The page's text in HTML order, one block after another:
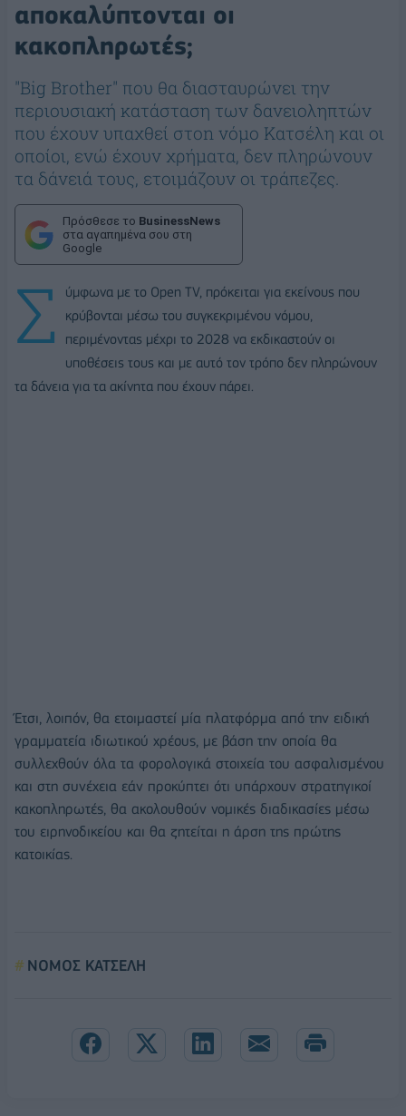
αποκαλύπτονται οι
κακοπληρωτές;
"Big Brother" που θα διασταυρώνει την
περιουσιακή κατάσταση των δανειοληπτών
που έχουν υπαχθεί στοn νόμο Κατσέλη και οι
οποίοι, ενώ έχουν χρήματα, δεν πληρώνουν
τα δάνειά τους, ετοιμάζουν οι τράπεζες.
Πρόσθεσε το BusinessNews
στα αγαπημένα σου στη
Google
Σ
ύμφωνα με τo Open TV, πρόκειται για εκείνους που
κρύβονται μέσω του συγκεκριμένου νόμου,
περιμένοντας μέχρι το 2028 να εκδικαστούν οι
υποθέσεις τους και με αυτό τον τρόπο δεν πληρώνουν
τα δάνεια για τα ακίνητα που έχουν πάρει.
Έτσι, λοιπόν, θα ετοιμαστεί μία πλατφόρμα από την ειδική
γραμματεία ιδιωτικού χρέους, με βάση την οποία θα
συλλεχθούν όλα τα φορολογικά στοιχεία του ασφαλισμένου
και στη συνέχεια εάν προκύπτει ότι υπάρχουν στρατηγικοί
κακοπληρωτές, θα ακολουθούν νομικές διαδικασίες μέσω
του ειρηνοδικείου και θα ζητείται η άρση της πρώτης
κατοικίας.
ΝΟΜΟΣ ΚΑΤΣΕΛΗ